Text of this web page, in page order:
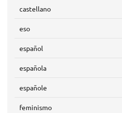
castellano
eso
español
española
españole
feminismo